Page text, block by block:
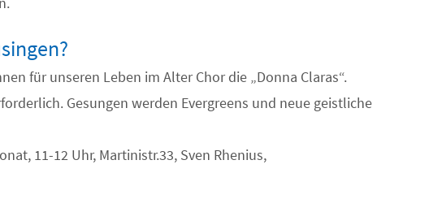
für unseren Leben im Alter Chor die „Donna Claras“.
Gesungen werden Evergreens und neue geistliche
11-12 Uhr, Martinistr.33, Sven Rhenius,